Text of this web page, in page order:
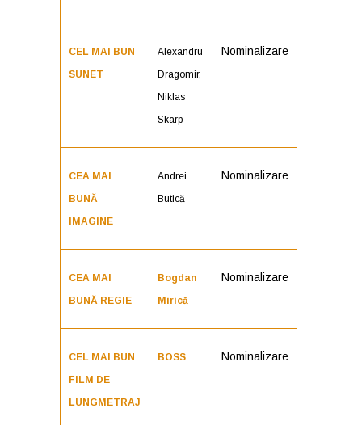
CEL MAI BUN
SUNET
Alexandru
Dragomir,
Niklas
Skarp
Nominalizare
CEA MAI
BUNĂ
IMAGINE
Andrei
Butică
Nominalizare
CEA MAI
BUNĂ REGIE
Bogdan
Mirică
Nominalizare
CEL MAI BUN
FILM DE
LUNGMETRAJ
BOSS Nominalizare